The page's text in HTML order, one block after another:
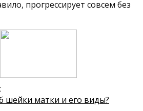
прогрессирует совсем без
шейки матки и его виды?